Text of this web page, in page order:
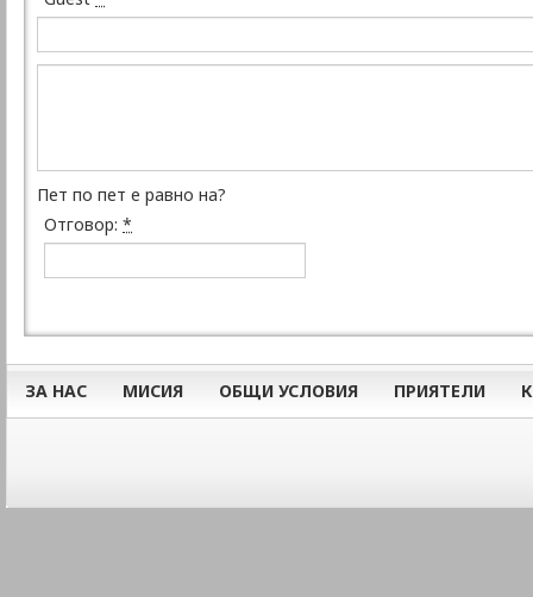
Пет по пет е равно на?
Отговор: *
ЗА НАС МИСИЯ ОБЩИ УСЛОВИЯ ПРИЯТЕЛИ